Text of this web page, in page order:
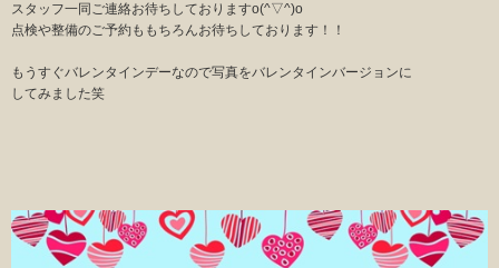
スタッフ一同ご連絡お待ちしておりますo(^▽^)o
点検や整備のご予約ももちろんお待ちしております！！
もうすぐバレンタインデーなので写真をバレンタインバージョンに
してみました笑